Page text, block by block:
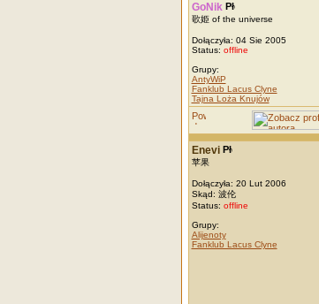
GoNik
歌姫 of the universe
Dołączyła: 04 Sie 2005
Status: offline
Grupy:
AntyWiP
Fanklub Lacus Clyne
Tajna Loża Knujów
Enevi
苹果
Dołączyła: 20 Lut 2006
Skąd: 波伦
Status: offline
Grupy:
Alijenoty
Fanklub Lacus Clyne